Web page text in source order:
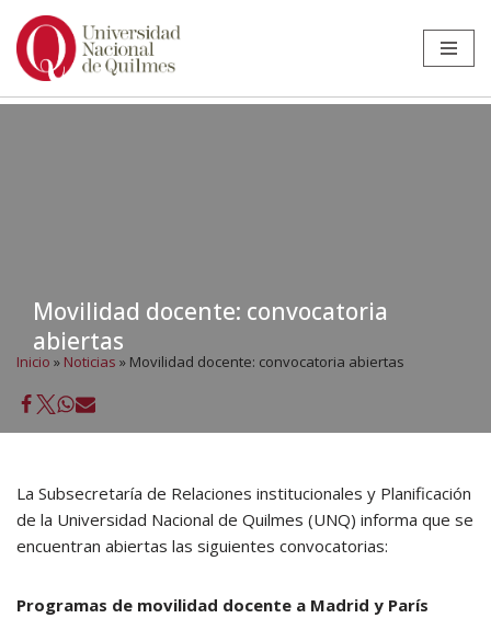
Ir
Movilidad docente: convocatoria
abiertas
Inicio » Noticias » Movilidad docente: convocatoria abiertas
La Subsecretaría de Relaciones institucionales y Planificación
de la Universidad Nacional de Quilmes (UNQ) informa que se
encuentran abiertas las siguientes convocatorias:
Programas de movilidad docente a Madrid y París